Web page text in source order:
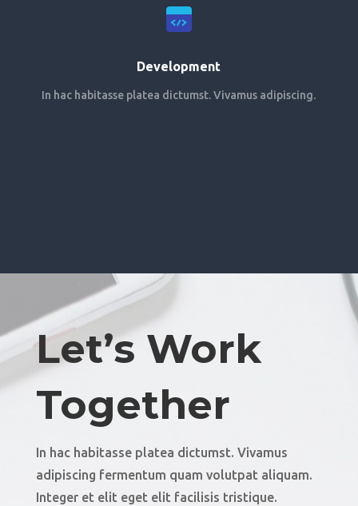
Development
In hac habitasse platea dictumst. Vivamus adipiscing.
Let’s Work
Together
In hac habitasse platea dictumst. Vivamus
adipiscing fermentum quam volutpat aliquam.
Integer et elit eget elit facilisis tristique.